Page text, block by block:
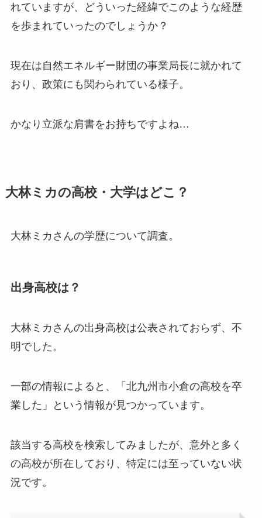
れていますが、どういった経緯でこのような経歴
を歩まれていったのでしょうか？
現在は自然エネルギー財団の事業局長に就かれて
おり、政策にも関わられている様子。
かなり立派な肩書をお持ちですよね…
大林ミカの高校・大学はどこ？
大林ミカさんの学歴について調査。
出身高校は？
大林ミカさんの出身高校は公表されておらず、不
明でした。
一部の情報によると、「北九州市小倉の高校を卒
業した」という情報が見つかっています。
該当する高校を検索してみましたが、意外と多く
の高校が所在しており、特定には至っていない状
況です。